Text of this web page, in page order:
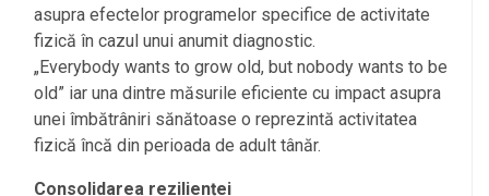
asupra efectelor programelor specifice de activitate
fizică în cazul unui anumit diagnostic.
„Everybody wants to grow old, but nobody wants to be
old” iar una dintre măsurile eficiente cu impact asupra
unei îmbătrâniri sănătoase o reprezintă activitatea
fizică încă din perioada de adult tânăr.
Consolidarea rezilienței